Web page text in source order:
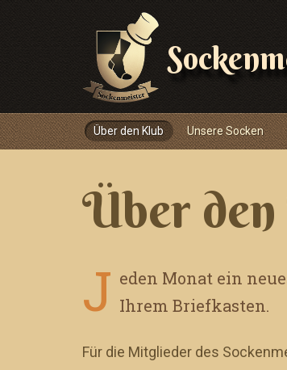
Navigace
Über den Klub Unsere Socken
Über
J eden Monat ein
Ihrem Briefkasten.
Für die Mitglieder des